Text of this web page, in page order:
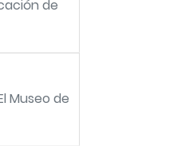
de
Museo de